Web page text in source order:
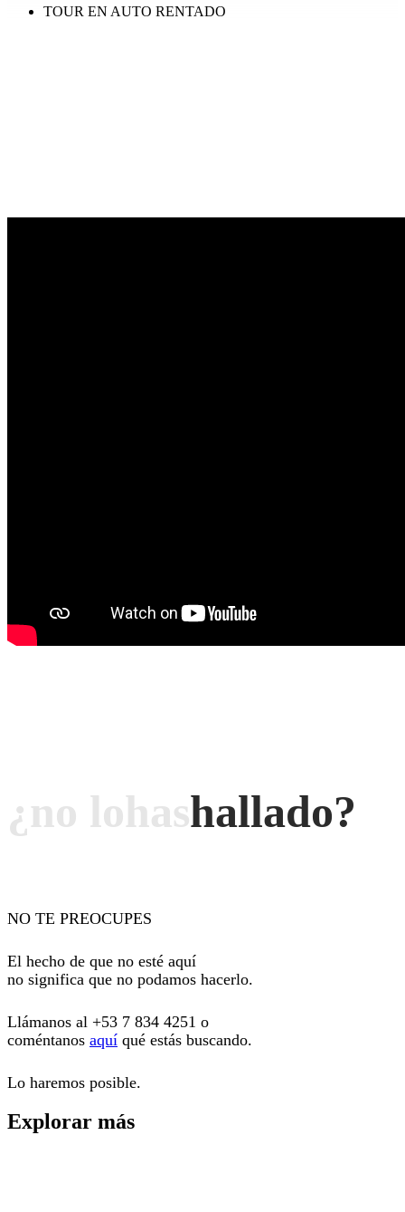
TOUR EN AUTO RENTADO
¿no lohashallado?
NO TE PREOCUPES
El hecho de que no esté aquí
no significa que no podamos hacerlo.
Llámanos al +53 7 834 4251 o
coméntanos aquí qué estás buscando.
Lo haremos posible.
Explorar más